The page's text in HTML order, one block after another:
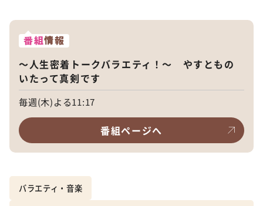
番組情報
～人生密着トークバラエティ！～ やすともの
いたって真剣です
毎週(木)よる11:17
番組ページへ
バラエティ・音楽